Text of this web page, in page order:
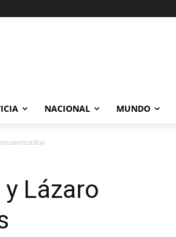
NACIONAL MUNDO
Lázaro